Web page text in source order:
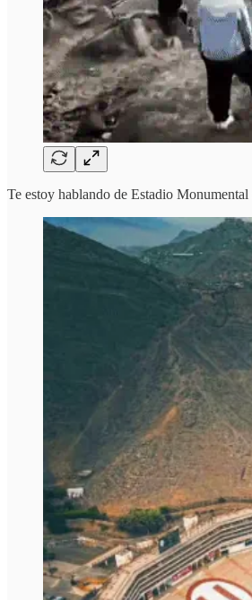
Te estoy hablando de Estadio